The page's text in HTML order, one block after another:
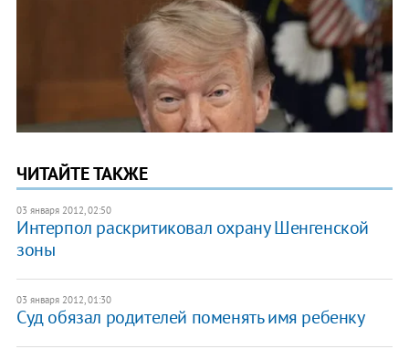
ЧИТАЙТЕ ТАКЖЕ
03 января 2012, 02:50
Интерпол раскритиковал охрану Шенгенской
зоны
03 января 2012, 01:30
Суд обязал родителей поменять имя ребенку